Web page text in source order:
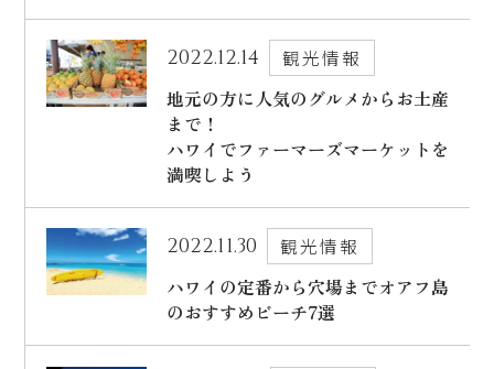
2022.12.14
観光情報
地元の方に人気のグルメからお土産
まで！
ハワイでファーマーズマーケットを
満喫しよう
2022.11.30
観光情報
ハワイの定番から穴場までオアフ島
のおすすめビーチ7選
お客様の声
ハワイの最新情報
大人2名/子供 名/幼児0名
宿泊+航空券を検索
宿泊予約のみのお客様
シェラトン・ワイキキ・ビーチリゾート
ロイヤルハワイアン ラグジュアリーコレクションリゾート
モアナサーフライダー ウェスティンリゾート&スパ
ご予約内容の確認・キャンセル